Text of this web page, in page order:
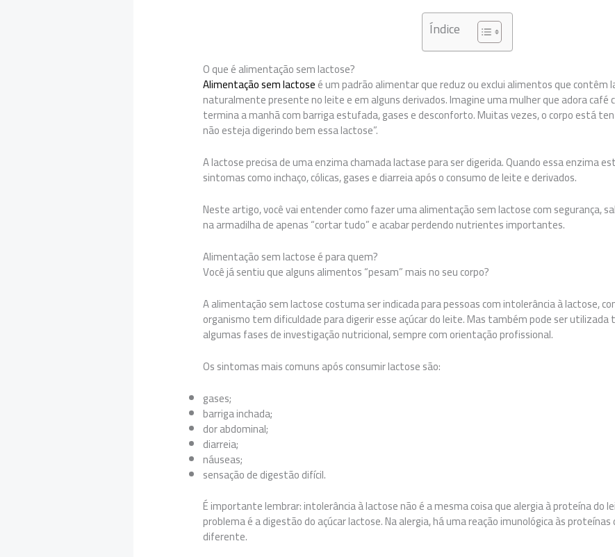
Índice
O que é alimentação sem lactose?
Alimentação sem lactoseé um padrão alimentar que reduz ou exclui alimentos que contêm
naturalmente presente no leite e em alguns derivados. Imagine uma mulher que adora café
termina a manhã com barriga estufada, gases e desconforto. Muitas vezes, o corpo está
não esteja digerindo bem essa lactose”.
A lactose precisa de uma enzima chamada lactase para ser digerida. Quando essa enzima
sintomas como inchaço, cólicas, gases e diarreia após o consumo de leite e derivados.
Neste artigo, você vai entender como fazer uma alimentação sem lactose com segurança,
na armadilha de apenas “cortar tudo” e acabar perdendo nutrientes importantes.
Alimentação sem lactose é para quem?
Você já sentiu que alguns alimentos “pesam” mais no seu corpo?
A alimentação sem lactose costuma ser indicada para pessoas com intolerância à lactose,
organismo tem dificuldade para digerir esse açúcar do leite. Mas também pode ser
algumas fases de investigação nutricional, sempre com orientação profissional.
Os sintomas mais comuns após consumir lactose são:
gases;
barriga inchada;
dor abdominal;
diarreia;
náuseas;
sensação de digestão difícil.
É importante lembrar: intolerância à lactose não é a mesma coisa que alergia à proteína do
problema é a digestão do açúcar lactose. Na alergia, há uma reação imunológica às
diferente.